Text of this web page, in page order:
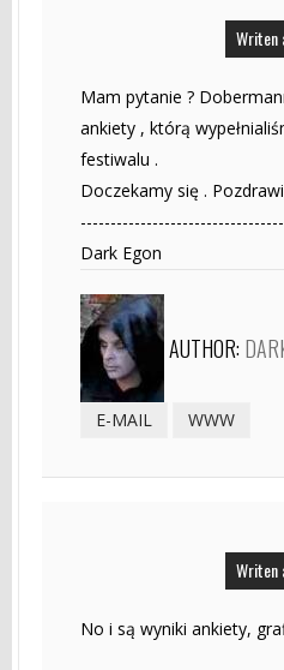
Writen
Mam pytanie ?
ankiety , którą
festiwalu .
Doczekamy się .
Dark Egon
AUTHOR:
E-MAIL WWW
Writen
No i są wyniki ankiety,